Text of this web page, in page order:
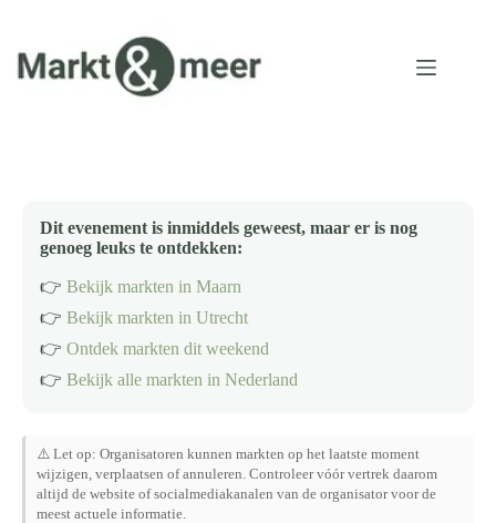
inhoud
Dit evenement is inmiddels geweest, maar er is nog
genoeg leuks te ontdekken:
👉 Bekijk markten in Maarn
👉 Bekijk markten in Utrecht
👉 Ontdek markten dit weekend
👉 Bekijk alle markten in Nederland
⚠️ Let op: Organisatoren kunnen markten op het laatste moment
wijzigen, verplaatsen of annuleren. Controleer vóór vertrek daarom
altijd de website of socialmediakanalen van de organisator voor de
meest actuele informatie.